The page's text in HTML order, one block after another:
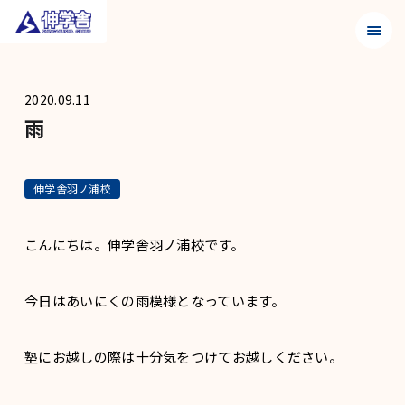
メニ
2020.09.11
雨
伸学舎羽ノ浦校
こんにちは。伸学舎羽ノ浦校です。
今日はあいにくの雨模様となっています。
塾にお越しの際は十分気をつけてお越しください。